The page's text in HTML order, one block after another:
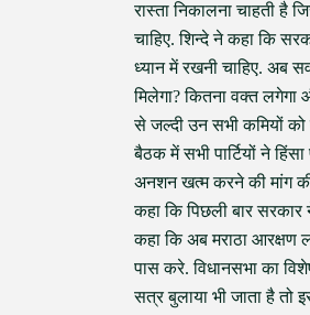
रास्ता निकालना चाहती है
चाहिए. शिन्दे ने कहा कि
ध्यान में रखनी चाहिए. अब
मिलेगा? कितना वक्त
से जल्दी उन सभी कमियों को
बैठक में सभी पार्टियों ने
अनशन खत्म करने की मांग
कहा कि पिछली बार
कहा कि अब मराठा आरक्षण
पास करे. विधानसभा का
सत्र बुलाया भी जाता है